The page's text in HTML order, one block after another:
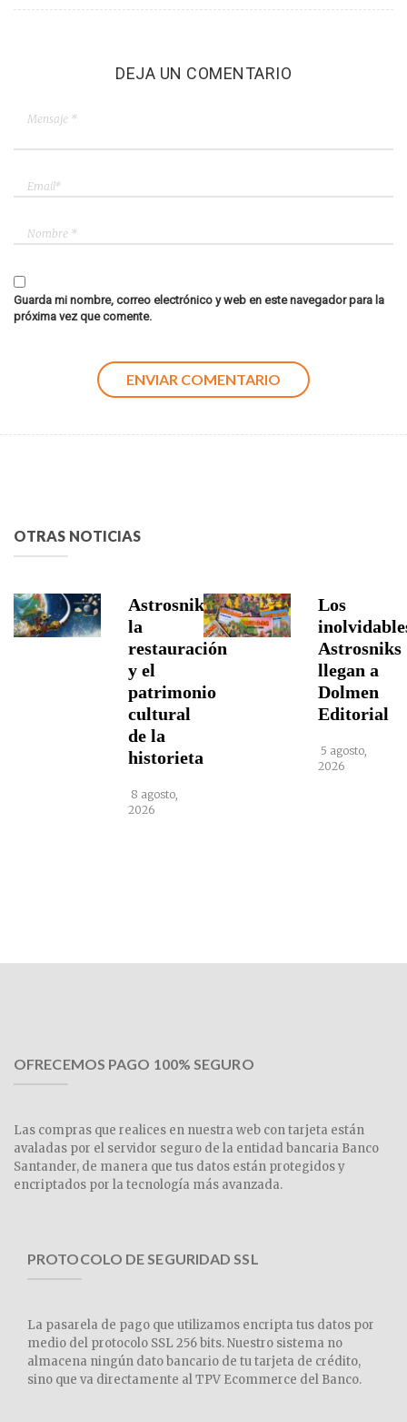
DEJA UN COMENTARIO
Guarda mi nombre, correo electrónico y web en este navegador para la
próxima vez que comente.
OTRAS NOTICIAS
Astrosniks,
la
restauración
y el
patrimonio
cultural
de la
historieta
8 agosto,
2026
Los
Astrosniks
llegan a
Dolmen
Editorial
5 agosto,
2026
OFRECEMOS PAGO 100% SEGURO
Las compras que realices en nuestra web con tarjeta están
avaladas por el servidor seguro de la entidad bancaria Banco
Santander, de manera que tus datos están protegidos y
encriptados por la tecnología más avanzada.
PROTOCOLO DE SEGURIDAD SSL
La pasarela de pago que utilizamos encripta tus datos por
medio del protocolo SSL 256 bits. Nuestro sistema no
almacena ningún dato bancario de tu tarjeta de crédito,
sino que va directamente al TPV Ecommerce del Banco.